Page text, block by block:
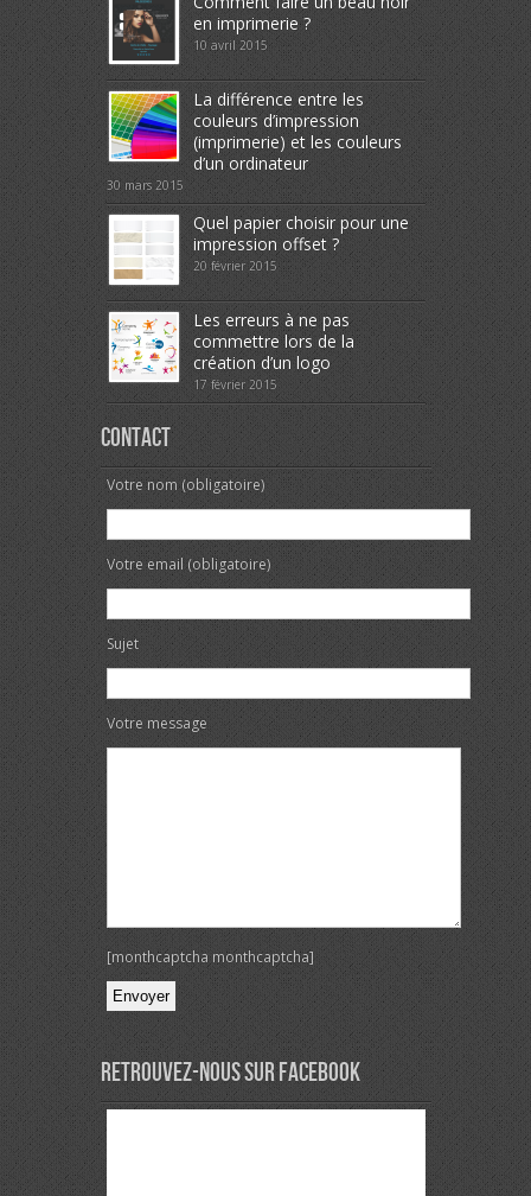
en imprimerie ?
10 avril 2015
La différence entre les
couleurs d’impression
(imprimerie) et les couleurs
d’un ordinateur
30 mars 2015
Quel papier choisir pour une
impression offset ?
20 février 2015
Les erreurs à ne pas
commettre lors de la
création d’un logo
17 février 2015
Contact
Votre nom (obligatoire)
Votre email (obligatoire)
Sujet
Votre message
[monthcaptcha monthcaptcha]
Veuillez laisser ce champ vide.
Retrouvez-nous sur Facebook